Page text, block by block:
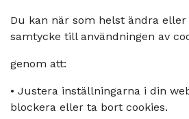
Du kan när som helst ändra
samtycke till användningen av
genom att:
• Justera inställningarna i din
blockera eller ta bort cookies.